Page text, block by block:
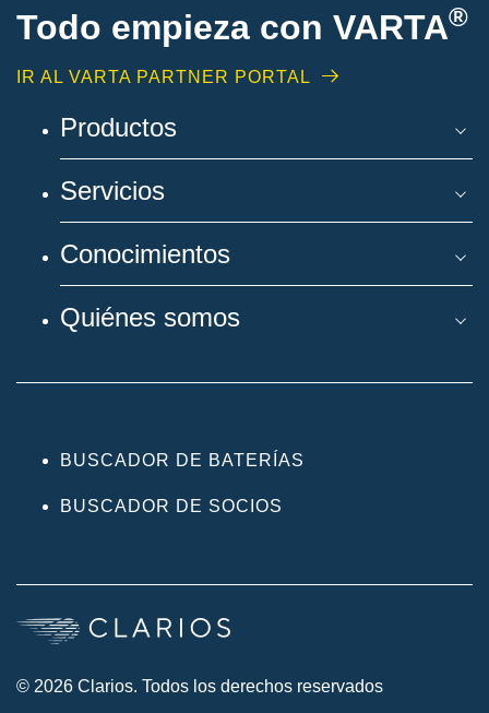
Todo empieza con VARTA®
IR AL VARTA PARTNER PORTAL
Productos
Servicios
Conocimientos
Quiénes somos
BUSCADOR DE BATERÍAS
BUSCADOR DE SOCIOS
© 2026 Clarios. Todos los derechos reservados